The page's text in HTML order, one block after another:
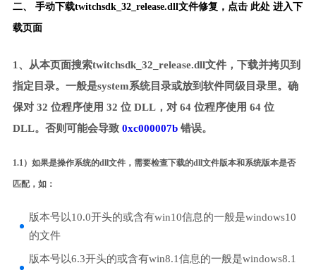
二、 手动下载twitchsdk_32_release.dll文件修复， 点击 此处 进入下
载页面
1、从本页面搜索twitchsdk_32_release.dll文件，下载并拷贝到
指定目录。一般是system系统目录或放到软件同级目录里。确
保对 32 位程序使用 32 位 DLL，对 64 位程序使用 64 位
DLL。否则可能会导致 0xc000007b错误。
1.1）如果是操作系统的dll文件，需要检查下载的dll文件版本和系统版本是否
匹配，如：
版本号以10.0开头的或含有win10信息的一般是windows10
的文件
版本号以6.3开头的或含有win8.1信息的一般是windows8.1